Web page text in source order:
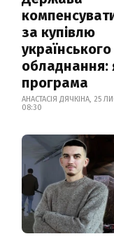
за купівлю
українського
обладнання:
програма
АНАСТАСІЯ ДЯЧКІНА, 25
08:30